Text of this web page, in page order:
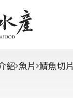
紹 魚片 鯖魚切片